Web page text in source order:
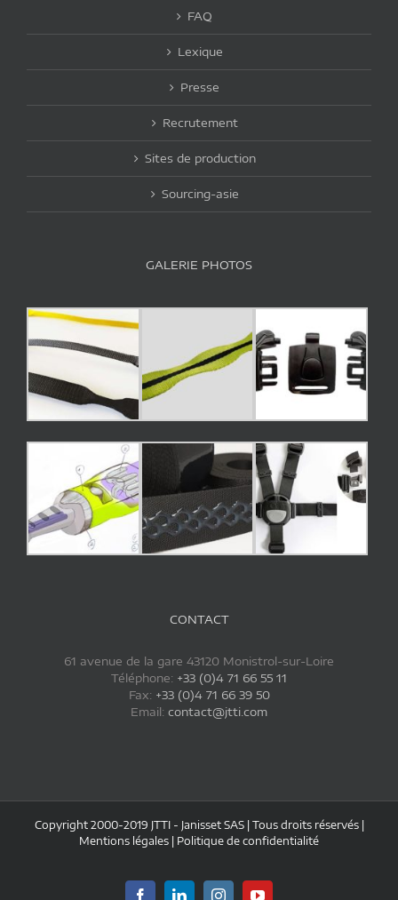
FAQ
Lexique
Presse
Recrutement
Sites de production
Sourcing-asie
GALERIE PHOTOS
CONTACT
61 avenue de la gare 43120 Monistrol-sur-Loire
Téléphone: +33 (0)4 71 66 55 11
Fax: +33 (0)4 71 66 39 50
Email: contact@jtti.com
Copyright 2000-2019 JTTI - Janisset SAS | Tous droits réservés |
Mentions légales
Politique de confidentialité
FacebookLinkedInInstagramYouTube